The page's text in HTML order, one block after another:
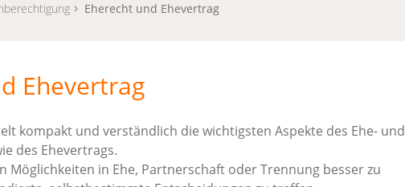
Eherecht und Ehevertrag
Ehevertrag
kompakt und verständlich die wichtigsten Aspekte des Ehe- und
des Ehevertrags.
Möglichkeiten in Ehe, Partnerschaft oder Trennung besser zu